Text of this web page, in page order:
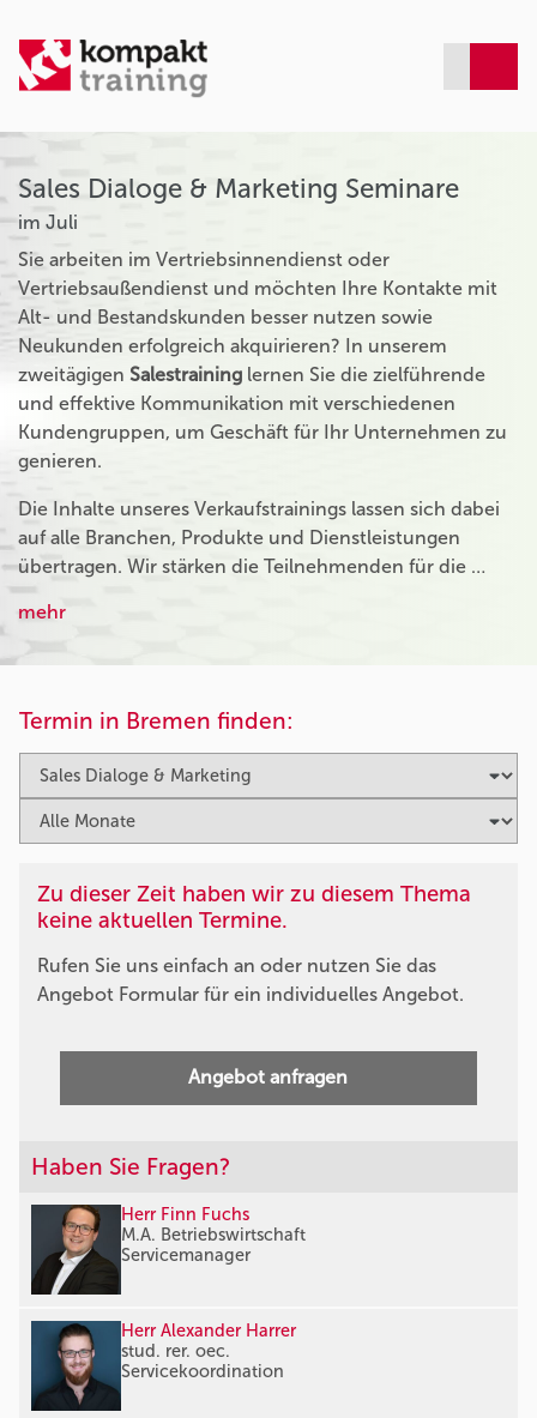
Sales Dialoge & Marketing Seminare
im Juli
Sie arbeiten im Vertriebsinnendienst oder
Vertriebsaußendienst und möchten Ihre Kontakte mit
Alt- und Bestandskunden besser nutzen sowie
Neukunden erfolgreich akquirieren? In unserem
zweitägigen Salestraining lernen Sie die zielführende
und effektive Kommunikation mit verschiedenen
Kundengruppen, um Geschäft für Ihr Unternehmen zu
genieren.
Die Inhalte unseres Verkaufstrainings lassen sich dabei
auf alle Branchen, Produkte und Dienstleistungen
übertragen. Wir stärken die Teilnehmenden für die …
mehr
Termin in Bremen finden:
Zu dieser Zeit haben wir zu diesem Thema
keine aktuellen Termine.
Rufen Sie uns einfach an oder nutzen Sie das
Angebot Formular für ein individuelles Angebot.
Angebot anfragen
Haben Sie Fragen?
Herr Finn Fuchs
M.A. Betriebswirtschaft
Servicemanager
Herr Alexander Harrer
stud. rer. oec.
Servicekoordination